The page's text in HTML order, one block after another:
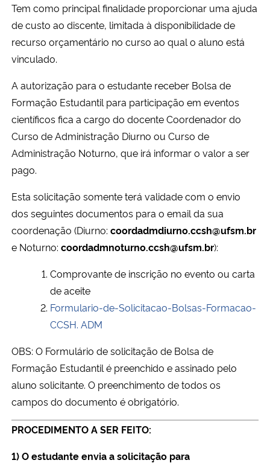
Ministério da Saúde
Ministério de Minas e Energia
Ministério do Meio Ambiente
Ministério do Turismo
Ministério do Desenvolvimento Regional
Controladoria-Geral da União
Ministério da Mulher, da Família e dos Direitos Humanos
Secretaria de Governo
Gabinete de Segurança Institucional
Banco Central do Brasil
Planalto
Tem como principal finalidade proporcionar uma ajuda
de custo ao discente, limitada à disponibilidade de
recurso orçamentário no curso ao qual o aluno está
vinculado.
A autorização para o estudante receber Bolsa de
Formação Estudantil para participação em eventos
científicos fica a cargo do docente Coordenador do
Curso de Administração Diurno ou Curso de
Administração Noturno, que irá informar o valor a ser
pago.
Esta solicitação somente terá validade com o envio
dos seguintes documentos para o email da sua
coordenação (Diurno: coordadmdiurno.ccsh@ufsm.br
e Noturno: coordadmnoturno.ccsh@ufsm.br):
Comprovante de inscrição no evento ou carta
de aceite
Formulario-de-Solicitacao-Bolsas-Formacao-
CCSH. ADM
OBS: O Formulário de solicitação de Bolsa de
Formação Estudantil é preenchido e assinado pelo
aluno solicitante. O preenchimento de todos os
campos do documento é obrigatório.
PROCEDIMENTO A SER FEITO:
1) O estudante envia a solicitação para